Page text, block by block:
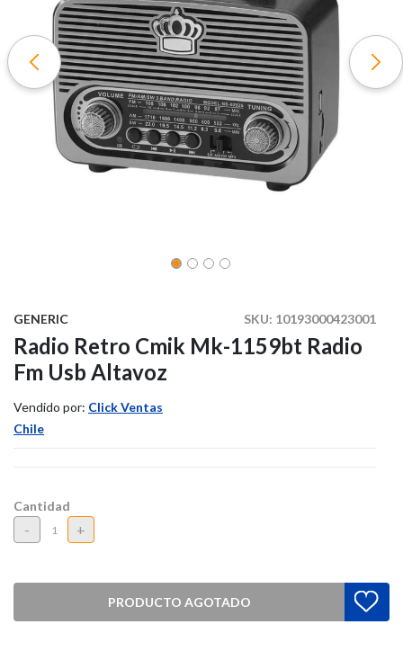
SKU: 10193000423001
GENERIC
Radio Retro Cmik Mk-1159bt Radio
Fm Usb Altavoz
Vendido por: Click Ventas
Chile
Cantidad
- +
PRODUCTO AGOTADO